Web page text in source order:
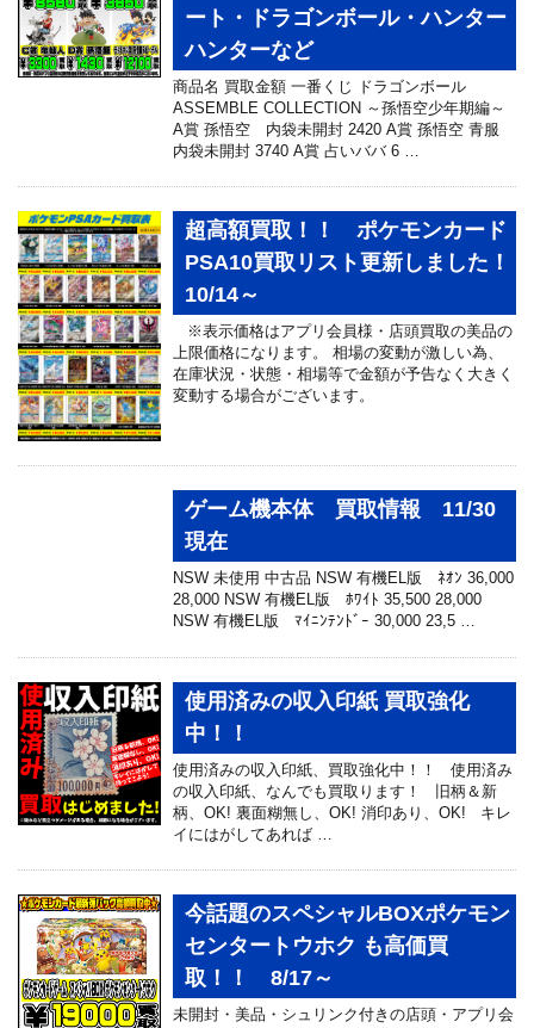
ート・ドラゴンボール・ハンター
ハンターなど
商品名 買取金額 一番くじ ドラゴンボール
ASSEMBLE COLLECTION ～孫悟空少年期編～
A賞 孫悟空 内袋未開封 2420 A賞 孫悟空 青服
内袋未開封 3740 A賞 占いババ 6 …
超高額買取！！ ポケモンカード
PSA10買取リスト更新しました！
10/14～
※表示価格はアプリ会員様・店頭買取の美品の
上限価格になります。 相場の変動が激しい為、
在庫状況・状態・相場等で金額が予告なく大きく
変動する場合がございます。
ゲーム機本体 買取情報 11/30
現在
NSW 未使用 中古品 NSW 有機EL版 ﾈｵﾝ 36,000
28,000 NSW 有機EL版 ﾎﾜｲﾄ 35,500 28,000
NSW 有機EL版 ﾏｲﾆﾝﾃﾝﾄﾞｰ 30,000 23,5 …
使用済みの収入印紙 買取強化
中！！
使用済みの収入印紙、買取強化中！！ 使用済み
の収入印紙、なんでも買取ります！ 旧柄＆新
柄、OK! 裏面糊無し、OK! 消印あり、OK! キレ
イにはがしてあれば …
今話題のスペシャルBOXポケモン
センタートウホク も高価買
取！！ 8/17～
未開封・美品・シュリンク付きの店頭・アプリ会